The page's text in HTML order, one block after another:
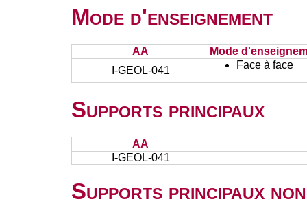
Mode d'enseignement
AA
Mode
I-GEOL-041
Face à face
Supports principaux
AA
I-GEOL-041
Supports principaux